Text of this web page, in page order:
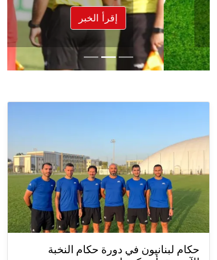
إقرأ الخبر
حكام لبنانيون في دورة حكام النخبة